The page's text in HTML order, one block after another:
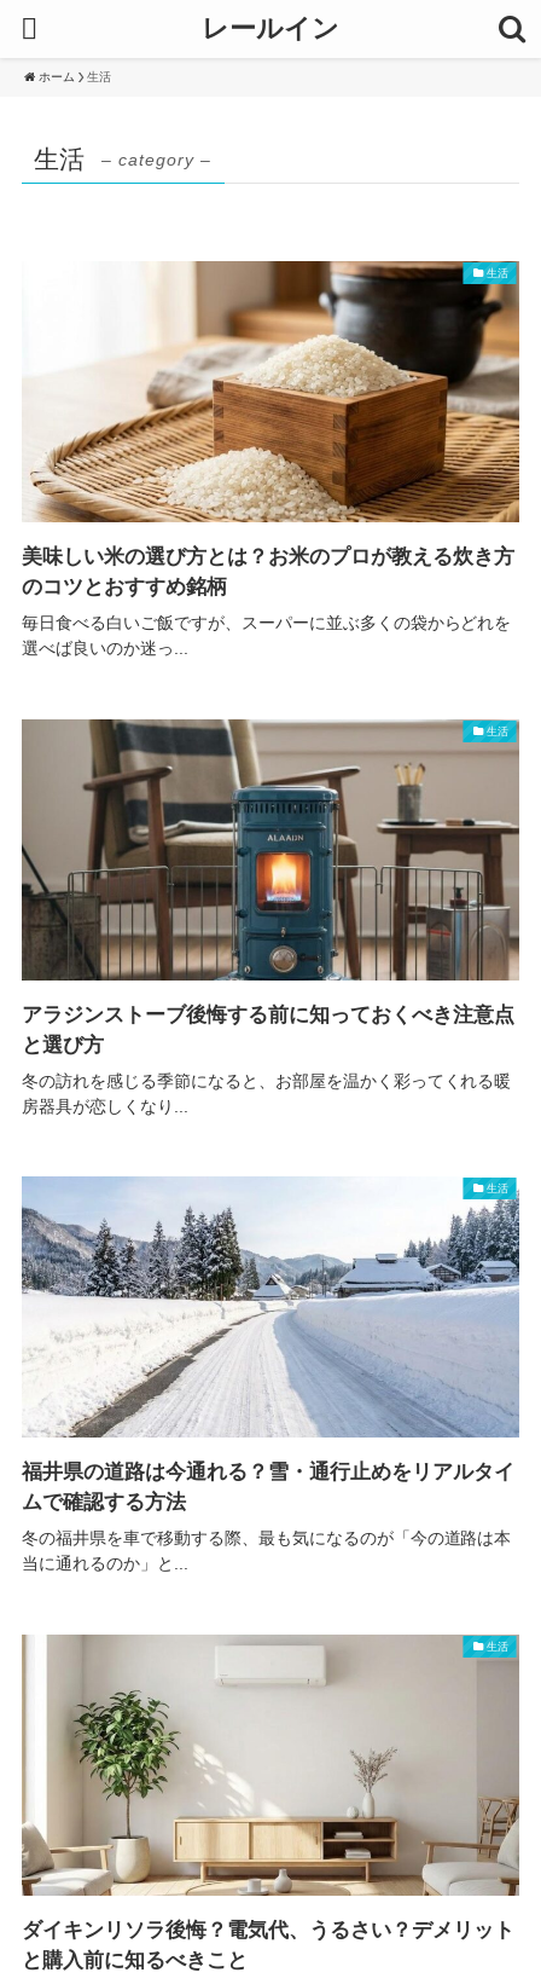
レールイン
ホーム 生活
生活 – category –
生活
美味しい米の選び方とは？お米のプロが教える炊き方
のコツとおすすめ銘柄
毎日食べる白いご飯ですが、スーパーに並ぶ多くの袋からどれを
選べば良いのか迷っ...
生活
アラジンストーブ後悔する前に知っておくべき注意点
と選び方
冬の訪れを感じる季節になると、お部屋を温かく彩ってくれる暖
房器具が恋しくなり...
生活
福井県の道路は今通れる？雪・通行止めをリアルタイ
ムで確認する方法
冬の福井県を車で移動する際、最も気になるのが「今の道路は本
当に通れるのか」と...
生活
ダイキンリソラ後悔？電気代、うるさい？デメリット
と購入前に知るべきこと